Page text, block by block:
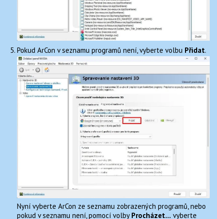
Pokud ArCon v seznamu programů není, vyberte volbu Přidat.
Nyní vyberte ArCon ze seznamu zobrazených programů, nebo
pokud v seznamu není, pomocí volby Procházet… vyberte